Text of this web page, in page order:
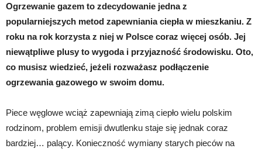
Ogrzewanie gazem to zdecydowanie jedna z
popularniejszych metod zapewniania ciepła w mieszkaniu. Z
roku na rok korzysta z niej w Polsce coraz więcej osób. Jej
niewątpliwe plusy to wygoda i przyjazność środowisku. Oto,
co musisz wiedzieć, jeżeli rozważasz podłączenie
ogrzewania gazowego w swoim domu.
Piece węglowe wciąż zapewniają zimą ciepło wielu polskim
rodzinom, problem emisji dwutlenku staje się jednak coraz
bardziej… palący. Konieczność wymiany starych pieców na